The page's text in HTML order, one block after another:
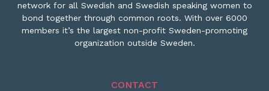
network for all Swedish and Swedish speaking women to
bond together through common roots. With over 6000
members it’s the largest non-profit Sweden-promoting
organization outside Sweden.
CONTACT